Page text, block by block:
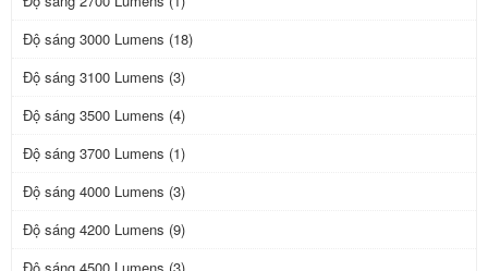
Độ sáng 3000 Lumens (18)
Độ sáng 3100 Lumens (3)
Độ sáng 3500 Lumens (4)
Độ sáng 3700 Lumens (1)
Độ sáng 4000 Lumens (3)
Độ sáng 4200 Lumens (9)